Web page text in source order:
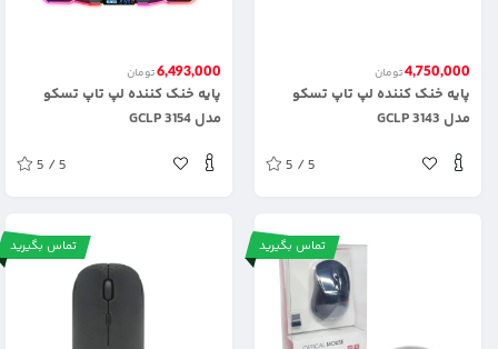
4,750,000تومان
پایه خنک کننده لپ تاپ تسکو
مدل GCLP 3143
5 / 5
6,493,000تومان
پایه خنک کننده لپ تاپ تسکو
مدل GCLP 3154
5 / 5
تماس بگیرید تماس بگیرید